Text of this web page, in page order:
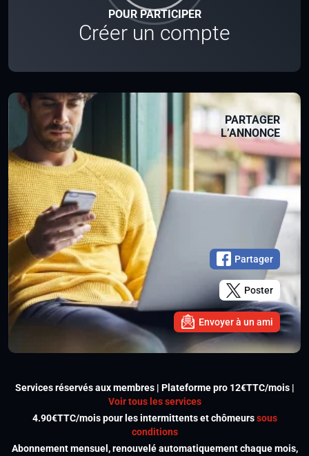
POUR PARTICIPER
Créer un compte
PARTAGER
L’ANNONCE
Partager
Poster
Envoyer à un ami
Services réservés aux membres | Plateforme pro 12€TTC/mois |
Voir tous les services
4.90€TTC/mois pour les intermittents et chômeurssous
conditions
Abonnement mensuel, renouvelé automatiquement chaque mois,